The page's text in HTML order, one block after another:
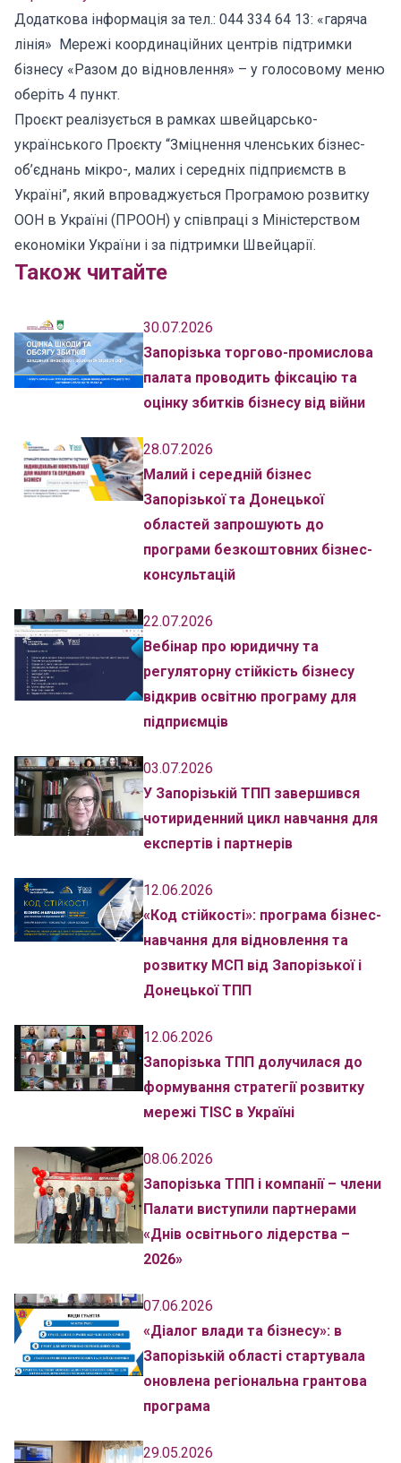
Додаткова інформація за тел.: 044 334 64 13: «гаряча
лінія» Мережі координаційних центрів підтримки
бізнесу «Разом до відновлення» – у голосовому меню
оберіть 4 пункт.
Проєкт реалізується в рамках швейцарсько-
українського Проєкту “Зміцнення членських бізнес-
об’єднань мікро-, малих і середніх підприємств в
Україні”, який впроваджується Програмою розвитку
ООН в Україні (ПРООН) у співпраці з Міністерством
економіки України і за підтримки Швейцарії.
Також читайте
30.07.2026
Запорізька торгово-промислова
палата проводить фіксацію та
оцінку збитків бізнесу від війни
28.07.2026
Малий і середній бізнес
Запорізької та Донецької
областей запрошують до
програми безкоштовних бізнес-
консультацій
22.07.2026
Вебінар про юридичну та
регуляторну стійкість бізнесу
відкрив освітню програму для
підприємців
03.07.2026
У Запорізькій ТПП завершився
чотириденний цикл навчання для
експертів і партнерів
12.06.2026
«Код стійкості»: програма бізнес-
навчання для відновлення та
розвитку МСП від Запорізької і
Донецької ТПП
12.06.2026
Запорізька ТПП долучилася до
формування стратегії розвитку
мережі TISC в Україні
08.06.2026
Запорізька ТПП і компанії – члени
Палати виступили партнерами
«Днів освітнього лідерства –
2026»
07.06.2026
«Діалог влади та бізнесу»: в
Запорізькій області стартувала
оновлена регіональна грантова
програма
29.05.2026